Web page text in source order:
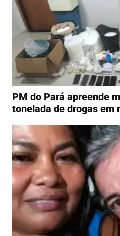
PM do Pará apreende
tonelada de drogas em